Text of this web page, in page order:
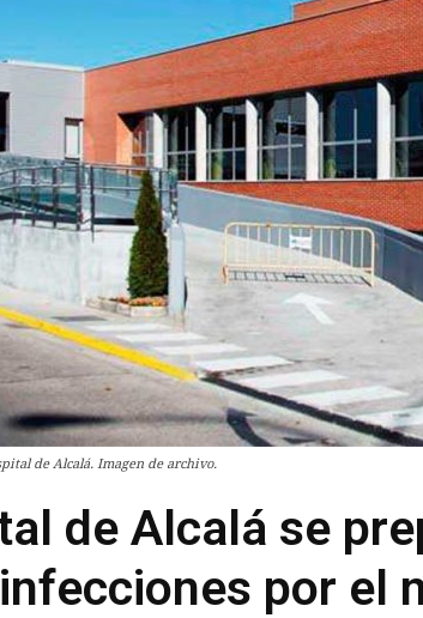
de Alcalá. Imagen de archivo.
de Alcalá se
por el